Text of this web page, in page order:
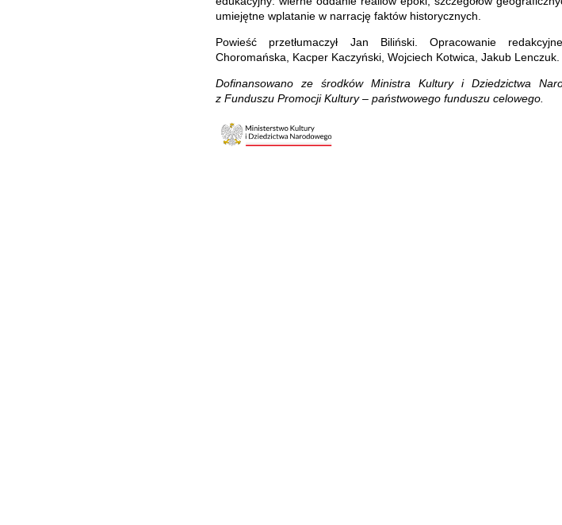
umiejętne wplatanie w narrację faktów historycznych.
Powieść przetłumaczył Jan Biliński. Opracowanie
Choromańska, Kacper Kaczyński, Wojciech Kotwica, Jakub Lenczuk.
Dofinansowano ze środków Ministra Kultury i Dziedzictwa
z Funduszu Promocji Kultury – państwowego funduszu celowego.